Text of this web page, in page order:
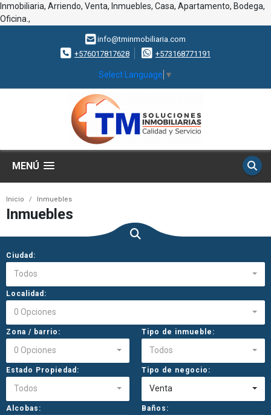
Inmobiliaria, Arriendo, Venta, Inmuebles, Casa, Apartamento, Bodega,
Oficina.,
info@tminmobiliaria.com
+576017817628
+573168771191
Select Language ▼
MENÚ
Inicio Inmuebles
Inmuebles
Ciudad:
Todos
Localidad:
0 Opciones
Zona / barrio:
0 Opciones
Tipo de inmueble:
Todos
Estado Propiedad:
Todos
Tipo de negocio:
Venta
Alcobas: Baños: